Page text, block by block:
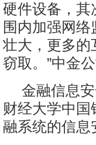
硬件设备，其
围内加强网
壮大，更多的
窃取。”中金公
金融信息
财经大学中
融系统的信息